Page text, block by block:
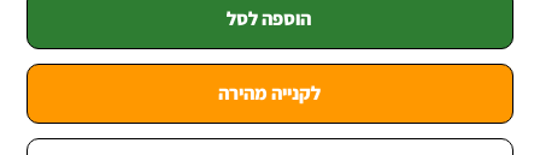
הוספה לסל
לקנייה מהירה